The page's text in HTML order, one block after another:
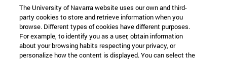
The University of Navarra website uses our own and third-
party cookies to store and retrieve information when you
browse. Different types of cookies have different purposes.
For example, to identify you as a user, obtain information
about your browsing habits respecting your privacy, or
personalize how the content is displayed. You can select the